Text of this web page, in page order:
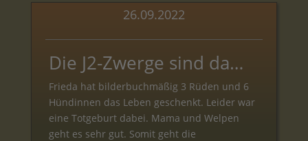
26.09.2022
Die J2-Zwerge sind da…
Frieda hat bilderbuchmäßig 3 Rüden und 6
Hündinnen das Leben geschenkt. Leider war
eine Totgeburt dabei. Mama und Welpen
geht es sehr gut. Somit geht die